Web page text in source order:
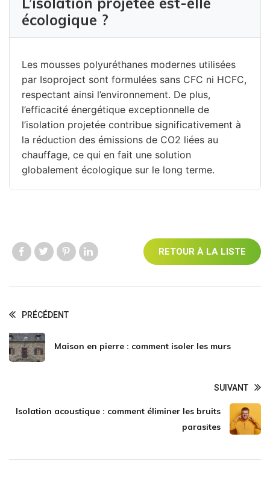
écologique ?
Les mousses polyuréthanes modernes utilisées
par Isoproject sont formulées sans CFC ni HCFC,
respectant ainsi l’environnement. De plus,
l’efficacité énergétique exceptionnelle de
l’isolation projetée contribue significativement à
la réduction des émissions de CO2 liées au
chauffage, ce qui en fait une solution
globalement écologique sur le long terme.
Like usLike usLike us RETOUR À LA LISTE
PRÉCÉDENT
Maison en pierre : comment isoler les murs
SUIVANT
Isolation acoustique : comment éliminer les bruits
parasites